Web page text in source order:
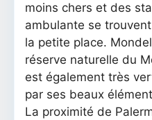
moins chers et des
ambulante se
la petite place.
réserve naturelle du
est également très
par ses beaux
La proximité de